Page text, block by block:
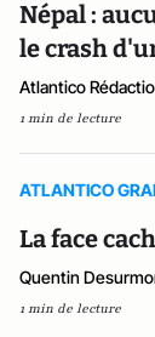
Népal :
le crash
Atlantico
1 min de lecture
ATLANTICO
La face
Quentin
1 min de lecture